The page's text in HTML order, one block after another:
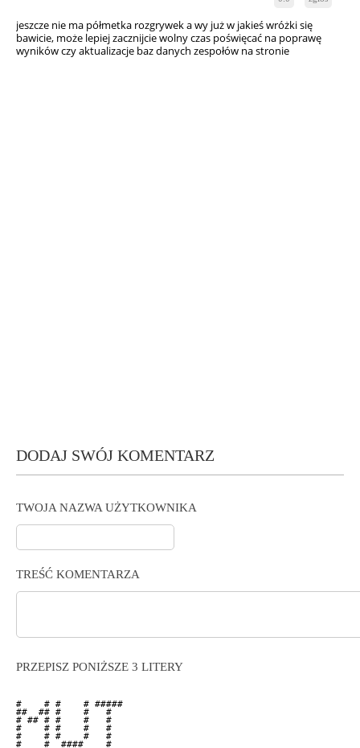
jeszcze nie ma półmetka rozgrywek a wy już w jakieś wróżki się
bawicie, może lepiej zacznijcie wolny czas poświęcać na poprawę
wyników czy aktualizacje baz danych zespołów na stronie
DODAJ SWÓJ KOMENTARZ
TWOJA NAZWA UŻYTKOWNIKA
TREŚĆ KOMENTARZA
PRZEPISZ PONIŻSZE 3 LITERY
#    # #    # #####
##  ## #    #   #
# ## # #    #   #
#    # #    #   #
#    # #    #   #
#    #  ####    #